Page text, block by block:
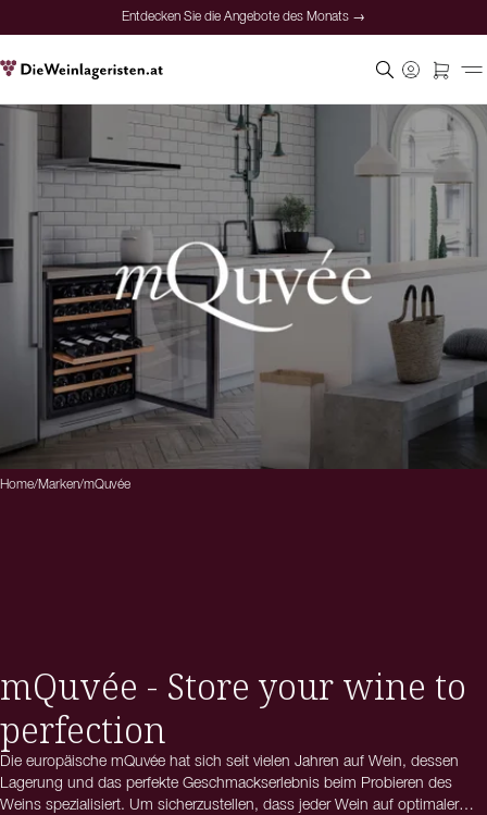
Entdecken Sie die Angebote des Monats →
Home/Marken/mQuvée
mQuvée - Store your wine to
perfection
Die europäische mQuvée hat sich seit vielen Jahren auf Wein, dessen
Lagerung und das perfekte Geschmackserlebnis beim Probieren des
Weins spezialisiert. Um sicherzustellen, dass jeder Wein auf optimaler